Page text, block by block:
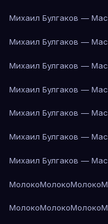
Михаил Булгаков —
Михаил Булгаков —
Михаил Булгаков —
Михаил Булгаков —
Михаил Булгаков —
Михаил Булгаков —
Михаил Булгаков —
МолокоМолокоМолоко
МолокоМолокоМолоко